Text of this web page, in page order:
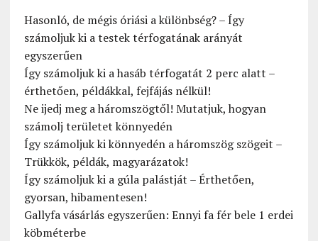
Hasonló, de mégis óriási a különbség? – Így
számoljuk ki a testek térfogatának arányát
egyszerűen
Így számoljuk ki a hasáb térfogatát 2 perc alatt –
érthetően, példákkal, fejfájás nélkül!
Ne ijedj meg a háromszögtől! Mutatjuk, hogyan
számolj területet könnyedén
Így számoljuk ki könnyedén a háromszög szögeit –
Trükkök, példák, magyarázatok!
Így számoljuk ki a gúla palástját – Érthetően,
gyorsan, hibamentesen!
Gallyfa vásárlás egyszerűen: Ennyi fa fér bele 1 erdei
köbméterbe